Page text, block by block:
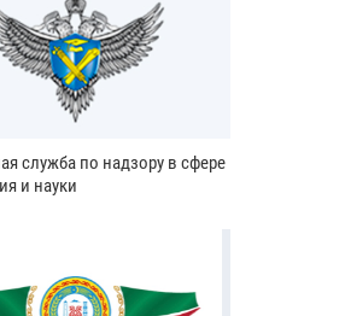
служба по надзору в сфере
и науки